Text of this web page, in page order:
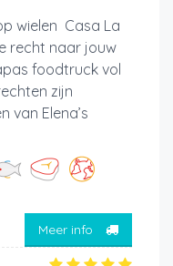
wielen Casa La
recht naar jouw
foodtruck vol
zijn
van Elena’s
Meer info